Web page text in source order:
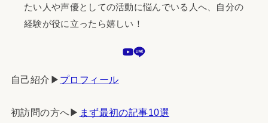
たい人や声優としての活動に悩んでいる人へ、自分の
経験が役に立ったら嬉しい！
自己紹介▶︎ プロフィール
初訪問の方へ▶︎ まず最初の記事10選